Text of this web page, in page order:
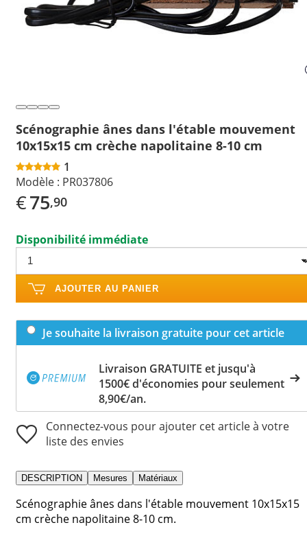
Scénographie ânes dans l'étable mouvement
10x15x15 cm crèche napolitaine 8-10 cm
1
Modèle : PR037806
€75,90
Disponibilité immédiate
AJOUTER AU PANIER
Je souhaite la livraison gratuite pour cet article
Livraison GRATUITE et jusqu'à
1500€ d'économies pour seulement
8,90€/an.
Connectez-vous pour ajouter cet article à votre
liste des envies
DESCRIPTION Mesures Matériaux
Scénographie ânes dans l'étable mouvement 10x15x15
cm crèche napolitaine 8-10 cm.